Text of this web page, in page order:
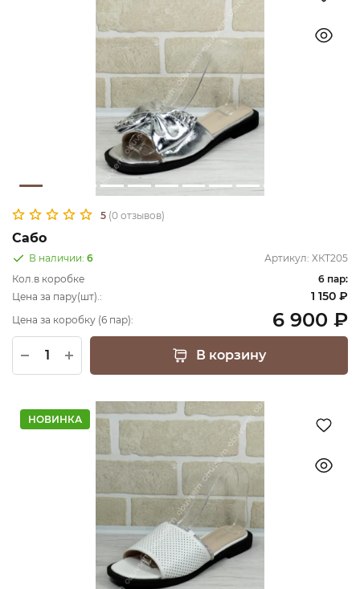
5 (0 отзывов)
Сабо
В наличии: 6 Артикул: ХКТ205
Кол.в коробке
6 пар:
Цена за пару(шт).:
1 150 ₽
Цена за коробку (6 пар): 6 900 ₽
В корзину
НОВИНКА